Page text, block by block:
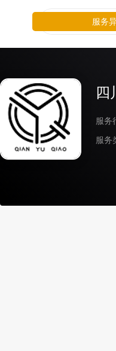
四
服务
服务
服务